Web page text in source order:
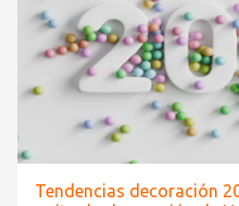
Tendencias decoración